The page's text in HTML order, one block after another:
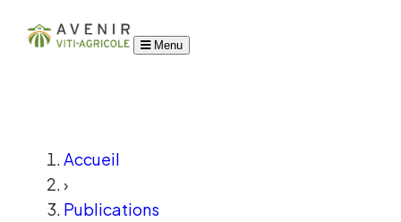
Menu
Accueil
›
Publications